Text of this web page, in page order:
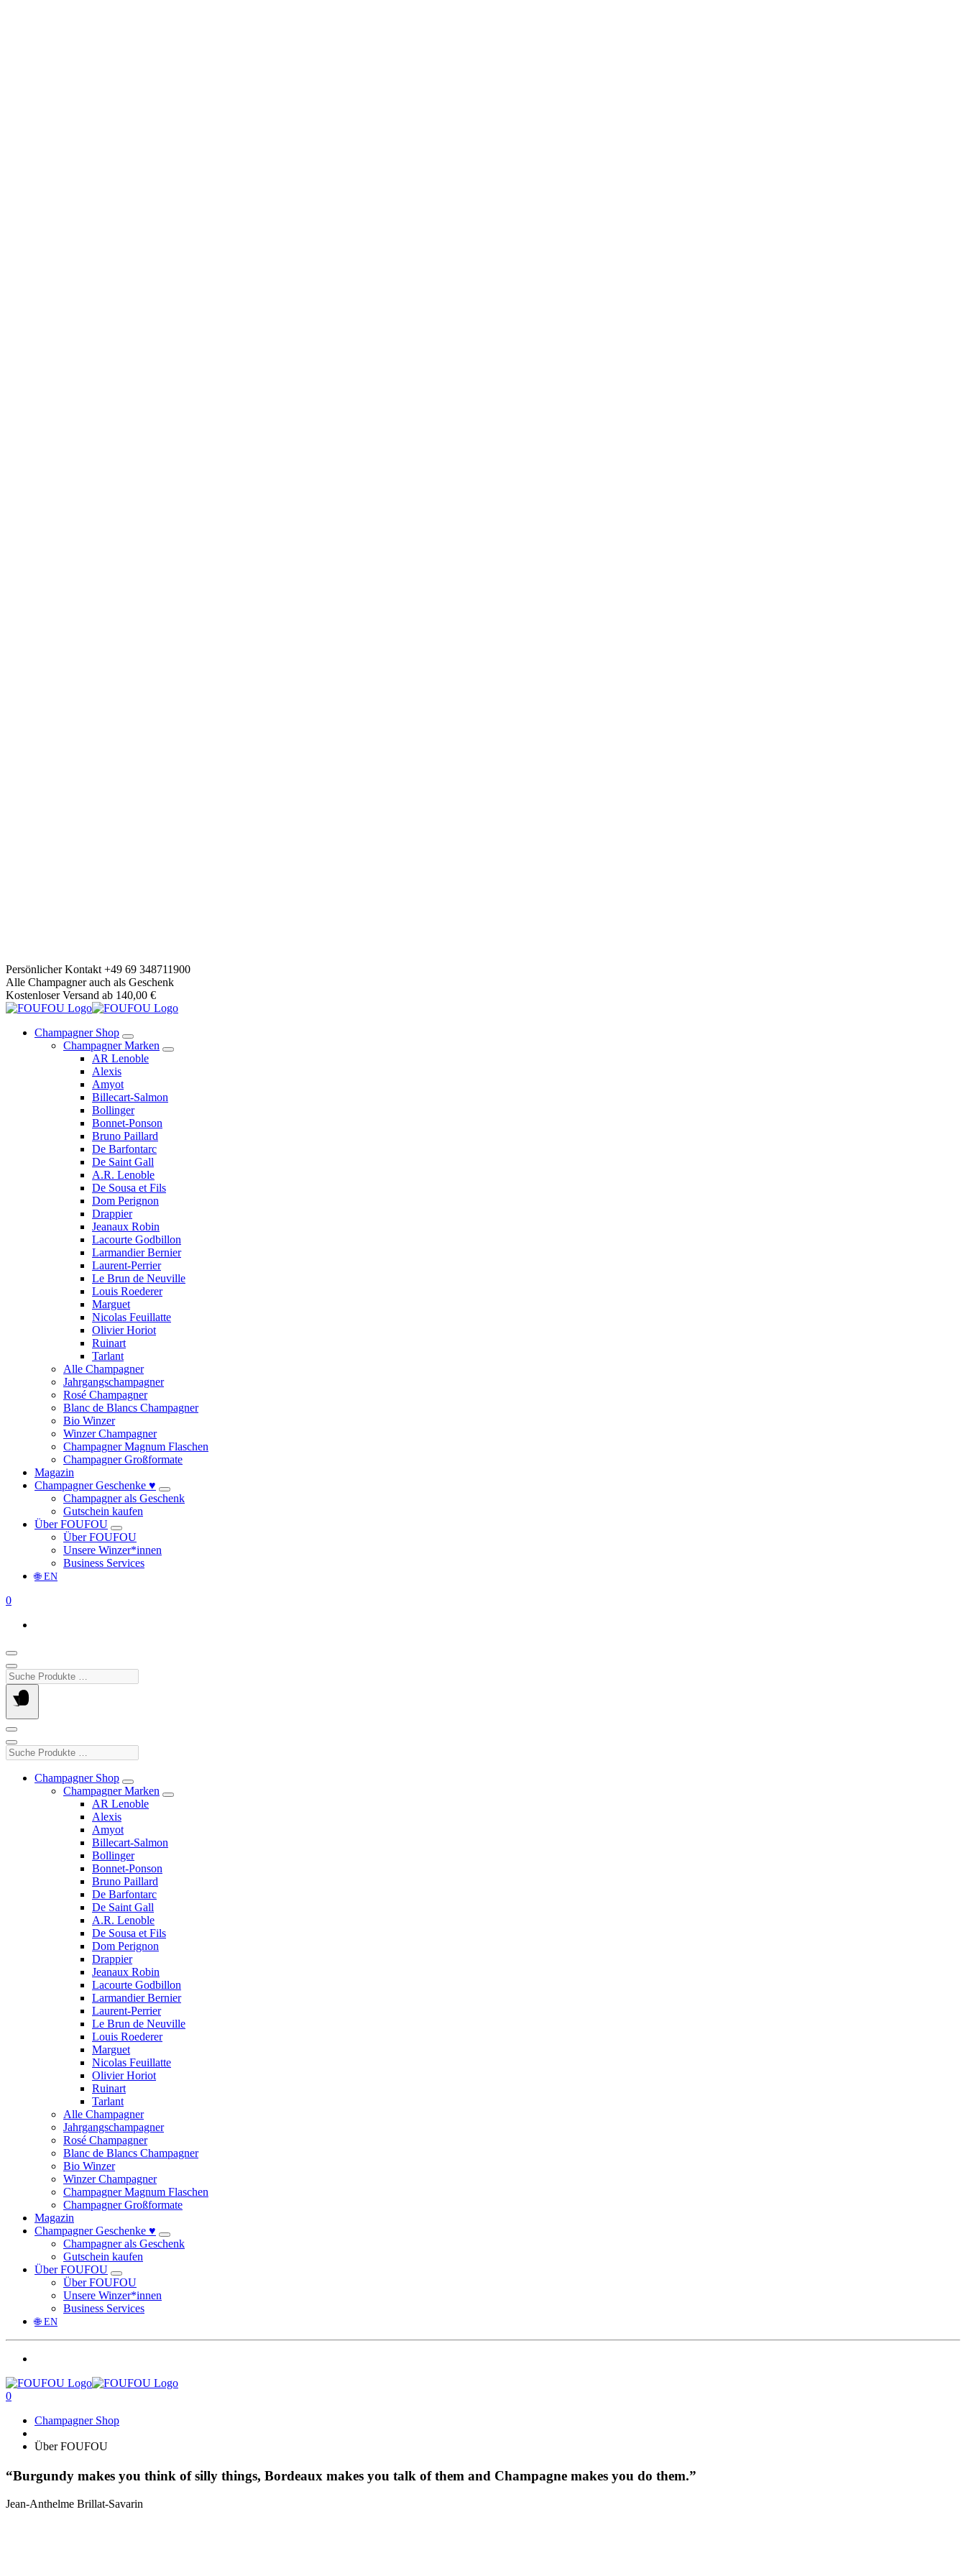
Springe
zum
Inhalt
Persönlicher Kontakt +49 69 348711900
Alle Champagner auch als Geschenk
Kostenloser Versand ab 140,00 €
Champagner Shop
Champagner Marken
AR Lenoble
Alexis
Amyot
Billecart-Salmon
Bollinger
Bonnet-Ponson
Bruno Paillard
De Barfontarc
De Saint Gall
A.R. Lenoble
De Sousa et Fils
Dom Perignon
Drappier
Jeanaux Robin
Lacourte Godbillon
Larmandier Bernier
Laurent-Perrier
Le Brun de Neuville
Louis Roederer
Marguet
Nicolas Feuillatte
Olivier Horiot
Ruinart
Tarlant
Alle Champagner
Jahrgangschampagner
Rosé Champagner
Blanc de Blancs Champagner
Bio Winzer
Winzer Champagner
Champagner Magnum Flaschen
Champagner Großformate
Magazin
Champagner Geschenke ♥
Champagner als Geschenk
Gutschein kaufen
Über FOUFOU
Über FOUFOU
Unsere Winzer*innen
Business Services
🌐 EN
0
Suche
Produkte
…
Suche
Produkte
Champagner Shop
Champagner Marken
AR Lenoble
Alexis
Amyot
Billecart-Salmon
Bollinger
Bonnet-Ponson
Bruno Paillard
De Barfontarc
De Saint Gall
A.R. Lenoble
De Sousa et Fils
Dom Perignon
Drappier
Jeanaux Robin
Lacourte Godbillon
Larmandier Bernier
Laurent-Perrier
Le Brun de Neuville
Louis Roederer
Marguet
Nicolas Feuillatte
Olivier Horiot
Ruinart
Tarlant
Alle Champagner
Jahrgangschampagner
Rosé Champagner
Blanc de Blancs Champagner
Bio Winzer
Winzer Champagner
Champagner Magnum Flaschen
Champagner Großformate
Magazin
Champagner Geschenke ♥
Champagner als Geschenk
Gutschein kaufen
Über FOUFOU
Über FOUFOU
Unsere Winzer*innen
Business Services
🌐 EN
0
Champagner Shop
Über FOUFOU
“Burgundy makes you think of silly things, Bordeaux makes you talk of them and Champagne makes you do them.”
Jean-Anthelme Brillat-Savarin